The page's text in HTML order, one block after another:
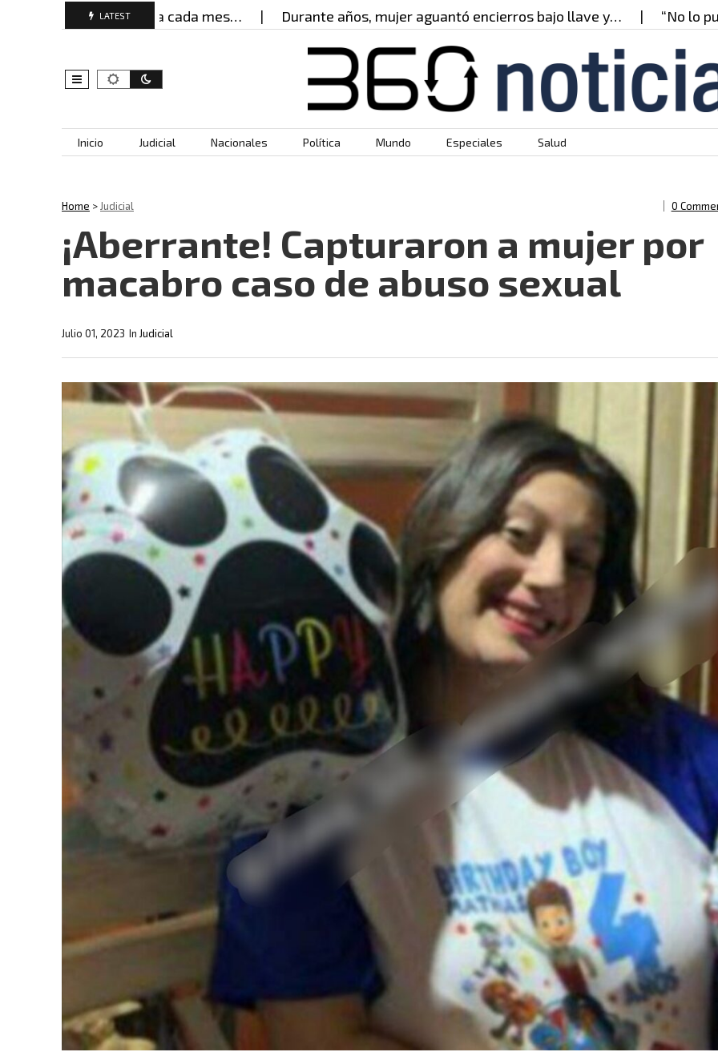
LATEST
buscan ayuda cada mes… Durante años, mujer aguantó encierros bajo llave y… “No lo puedo
Skip to content
Inicio Judicial Nacionales Política Mundo Especiales Salud
Home >Judicial 0
¡Aberrante! Capturaron a mujer por
macabro caso de abuso sexual
In Judicial
Julio 01, 2023